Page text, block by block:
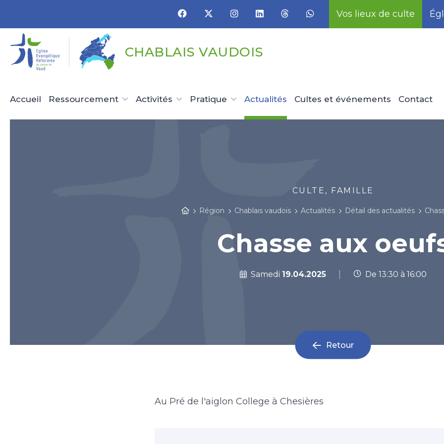
Vos lieux de culte
CHABLAIS VAUDOIS
Accueil Ressourcement Activités Pratique Actualités Cultes et événements Contact
CULTE, FAMILLE
Région Chablais vaudois Actualités Détail des actualités
Chasse aux
Samedi 19.04.2025 | De 13:30 à 16:00
Retour
Au Pré de l'aiglon College à Chesières